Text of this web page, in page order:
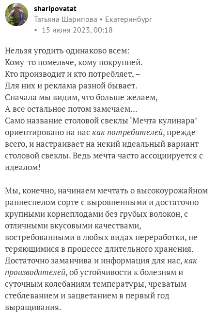
sharipovatat
Татьяна Шарипова
Екатеринбург
15 июня 2023, 00:18
Нельзя угодить одинаково всем:
Кому-то помельче, кому покрупней.
Кто производит и кто потребляет, –
Для них и реклама разной бывает.
Сначала мы видим, что больше желаем,
А все остальное потом замечаем...
Само название столовой свеклы ‘Мечта кулинара’
ориентировано на нас как потребителей, прежде
всего, и настраивает на некий идеальный вариант
столовой свеклы. Ведь мечта часто ассоциируется с
идеалом!
Мы, конечно, начинаем мечтать о высокоурожайном
раннеспелом сорте с выровненными и достаточно
крупными корнеплодами без грубых волокон, с
отличными вкусовыми качествами,
востребованными в любых видах переработки, не
теряющимися в процессе длительного хранения.
Достаточно заманчива и информация для нас,как
производителей, об устойчивости к болезням и
суточным колебаниям температуры, чреватым
стеблеванием и зацветанием в первый год
выращивания.